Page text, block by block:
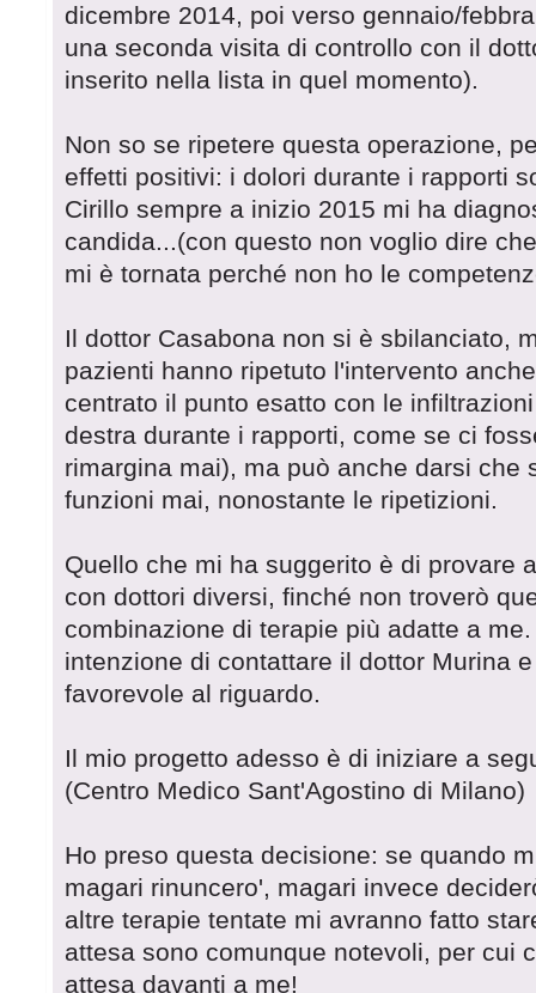
dicembre 2014, poi verso gennaio/
una seconda visita di controllo con il
inserito nella lista in quel momento).
Non so se ripetere questa operazione,
effetti positivi: i dolori durante i rapporti
Cirillo sempre a inizio 2015 mi ha
candida...(con questo non voglio dire
mi è tornata perché non ho le
Il dottor Casabona non si è sbilanciato,
pazienti hanno ripetuto l'intervento
centrato il punto esatto con le
destra durante i rapporti, come se ci
rimargina mai), ma può anche darsi che
funzioni mai, nonostante le ripetizioni.
Quello che mi ha suggerito è di provare
con dottori diversi, finché non troverò
combinazione di terapie più adatte a
intenzione di contattare il dottor Murina
favorevole al riguardo.
Il mio progetto adesso è di iniziare a
(Centro Medico Sant'Agostino di Milano)
Ho preso questa decisione: se quando
magari rinuncero', magari invece
altre terapie tentate mi avranno fatto
attesa sono comunque notevoli, per cui
attesa davanti a me!